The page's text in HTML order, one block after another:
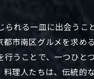
れる一皿に出会うこ
市南区グルメを求め
うことで、一つひと
理人たちは、伝統的